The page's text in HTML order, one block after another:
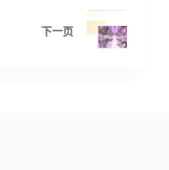
下一页